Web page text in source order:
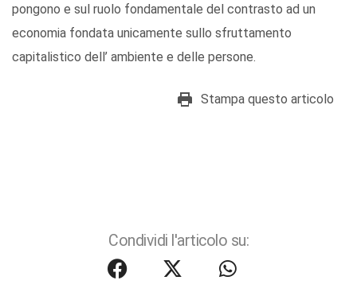
pongono e sul ruolo fondamentale del contrasto ad un
economia fondata unicamente sullo sfruttamento
capitalistico dell’ ambiente e delle persone.
Stampa questo articolo
Condividi l'articolo su: